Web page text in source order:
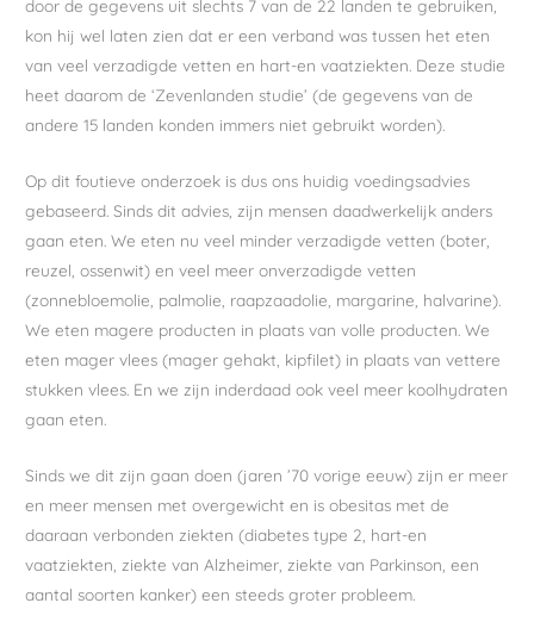
door de gegevens uit slechts 7 van de 22 landen te gebruiken,
kon hij wel laten zien dat er een verband was tussen het eten
van veel verzadigde vetten en hart-en vaatziekten. Deze studie
heet daarom de ‘Zevenlanden studie’ (de gegevens van de
andere 15 landen konden immers niet gebruikt worden).
Op dit foutieve onderzoek is dus ons huidig voedingsadvies
gebaseerd. Sinds dit advies, zijn mensen daadwerkelijk anders
gaan eten. We eten nu veel minder verzadigde vetten (boter,
reuzel, ossenwit) en veel meer onverzadigde vetten
(zonnebloemolie, palmolie, raapzaadolie, margarine, halvarine).
We eten magere producten in plaats van volle producten. We
eten mager vlees (mager gehakt, kipfilet) in plaats van vettere
stukken vlees. En we zijn inderdaad ook veel meer koolhydraten
gaan eten.
Sinds we dit zijn gaan doen (jaren ’70 vorige eeuw) zijn er meer
en meer mensen met overgewicht en is obesitas met de
daaraan verbonden ziekten (diabetes type 2, hart-en
vaatziekten, ziekte van Alzheimer, ziekte van Parkinson, een
aantal soorten kanker) een steeds groter probleem.